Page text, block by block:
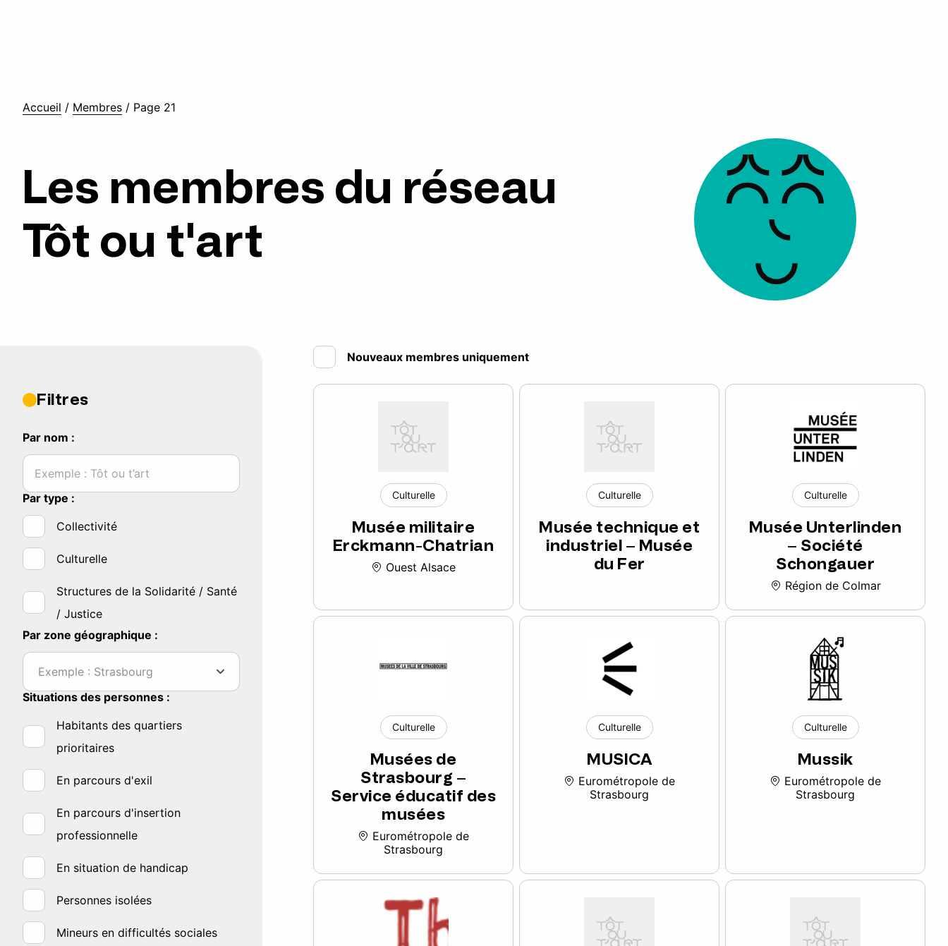
Accueil / Membres / Page 21
Les membres du réseau
Tôt ou t'art
Filtres
Par nom :
Par type :
Collectivité
Culturelle
Structures de la Solidarité / Santé
/ Justice
Par zone géographique :
Exemple : Strasbourg
Situations des personnes :
Habitants des quartiers
prioritaires
En parcours d'exil
En parcours d'insertion
professionnelle
En situation de handicap
Personnes isolées
Mineurs en difficultés sociales
Nouveaux membres uniquement
Culturelle
Musée militaire
Erckmann-Chatrian
Ouest Alsace
Culturelle
Musée technique et
industriel – Musée
du Fer
Culturelle
Musée Unterlinden
– Société
Schongauer
Région de Colmar
Culturelle
Musées de
Strasbourg –
Service éducatif des
musées
Eurométropole de
Strasbourg
Culturelle
MUSICA
Eurométropole de
Strasbourg
Culturelle
Mussik
Eurométropole de
Strasbourg